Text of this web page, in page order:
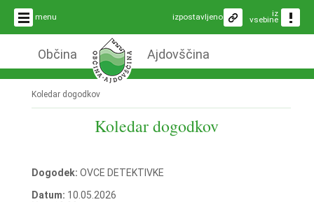
menu iz
vsebine
izpostavljeno
Občina Ajdovščina
Koledar dogodkov
Koledar dogodkov
Dogodek: OVCE DETEKTIVKE
Datum: 10.05.2026